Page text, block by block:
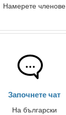
Намерете членове
Започнете чат
На български